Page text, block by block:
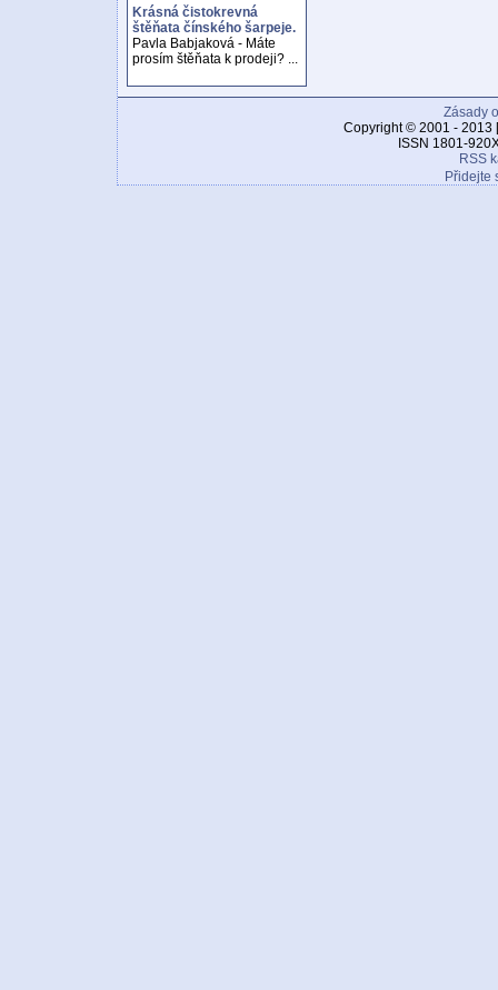
Krásná čistokrevná
štěňata čínského šarpeje.
Pavla Babjaková - Máte
prosím štěňata k prodeji? ...
Zásady
Copyright © 2001 - 2013
ISSN 1801-
RSS
Přidejte